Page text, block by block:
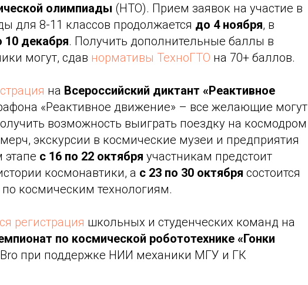
олимпиады (НТО). Прием заявок на участие в
для 8-11 классов продолжается до 4 ноября, в
10 декабря. Получить дополнительные баллы в
могут, сдав нормативы ТехноГТО на 70+ баллов.
на Всероссийский диктант «Реактивное
«Реактивное движение» – все желающие могут
возможность выиграть поездку на космодром
экскурсии в космические музеи и предприятия
этапе с 16 по 22 октября участникам предстоит
космонавтики, а с 23 по 30 октября состоится
космическим технологиям.
регистрация школьных и студенческих команд на
по космической робототехнике «Гонки
при поддержке НИИ механики МГУ и ГК